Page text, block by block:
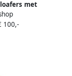
met
Beige
100,-